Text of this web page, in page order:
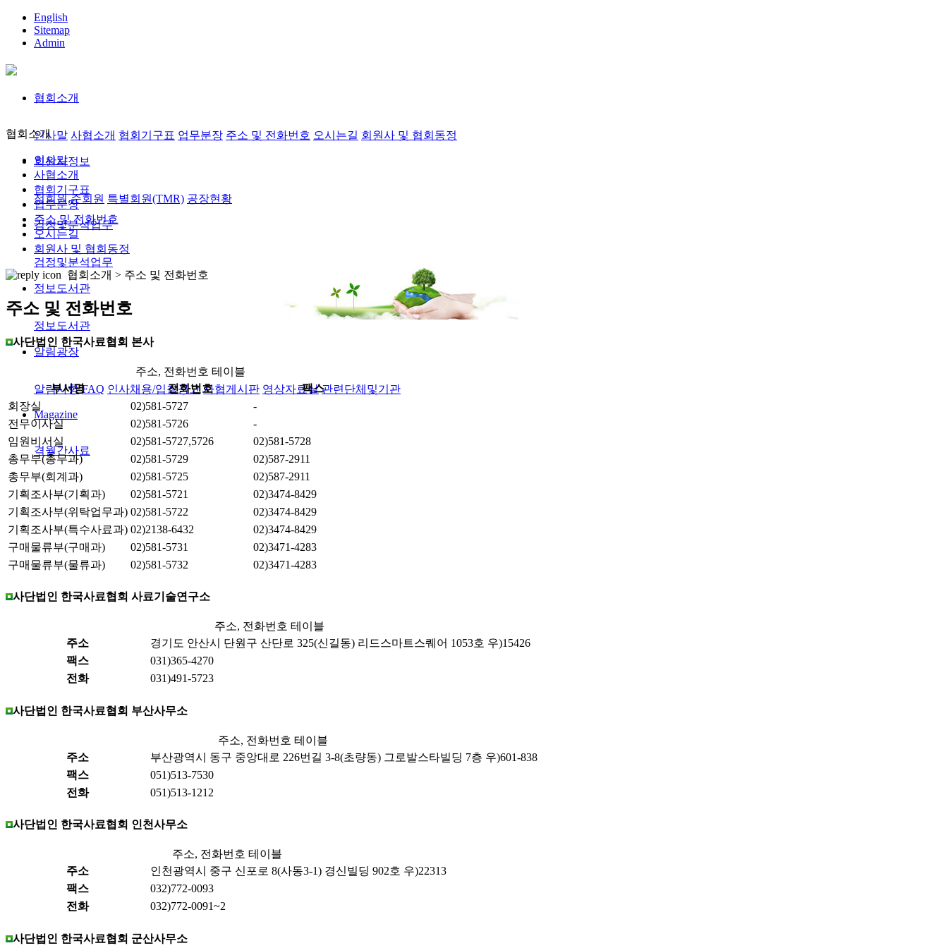
English
Sitemap
Admin
협회소개
인사말 사협소개 협회기구표 업무분장 주소 및 전화번호 오시는길 회원사 및 협회동정
회원사정보
정회원,준회원 특별회원(TMR) 공장현황
검정및분석업무
검정및분석업무
정보도서관
정보도서관
알림광장
알림사항 FAQ 인사채용/입찰공고 사협게시판 영상자료실 관련단체및기관
Magazine
격월간사료
협회소개
인사말
사협소개
협회기구표
업무분장
주소 및 전화번호
오시는길
회원사 및 협회동정
협회소개 > 주소 및 전화번호
주소 및 전화번호
사단법인 한국사료협회 본사
주소, 전화번호 테이블
부서명
전화번호
팩스
회장실
02)581-5727
-
전무이사실
02)581-5726
-
임원비서실
02)581-5727,5726
02)581-5728
총무부(총무과)
02)581-5729
02)587-2911
총무부(회계과)
02)581-5725
02)587-2911
기획조사부(기획과)
02)581-5721
02)3474-8429
기획조사부(위탁업무과) 02)581-5722
02)3474-8429
기획조사부(특수사료과) 02)2138-6432
02)3474-8429
구매물류부(구매과)
02)581-5731
02)3471-4283
구매물류부(물류과)
02)581-5732 02)3471-4283
사단법인 한국사료협회 사료기술연구소
주소, 전화번호 테이블
주소
경기도 안산시 단원구 산단로 325(신길동) 리드스마트스퀘어 1053호 우)15426
팩스
031)365-4270
전화
031)491-5723
사단법인 한국사료협회 부산사무소
주소, 전화번호 테이블
주소
부산광역시 동구 중앙대로 226번길 3-8(초량동) 그로발스타빌딩 7층 우)601-838
팩스
051)513-7530
전화
051)513-1212
사단법인 한국사료협회 인천사무소
주소, 전화번호 테이블
주소
인천광역시 중구 신포로 8(사동3-1) 경신빌딩 902호 우)22313
팩스
032)772-0093
전화
032)772-0091~2
사단법인 한국사료협회 군산사무소